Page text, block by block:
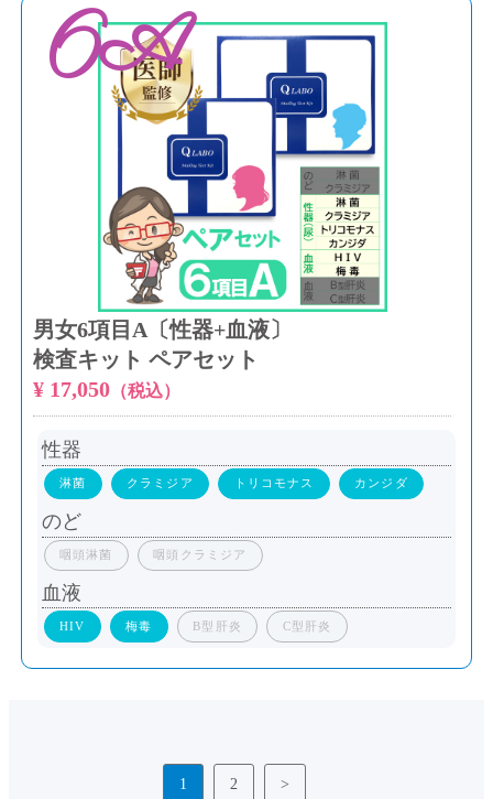
6A
男女6項目A〔性器+血液〕
検査キット ペアセット
¥ 17,050（税込）
性器
淋菌 クラミジア トリコモナス カンジダ
のど
咽頭淋菌 咽頭クラミジア
血液
HIV 梅毒 B型肝炎 C型肝炎
1 2 >